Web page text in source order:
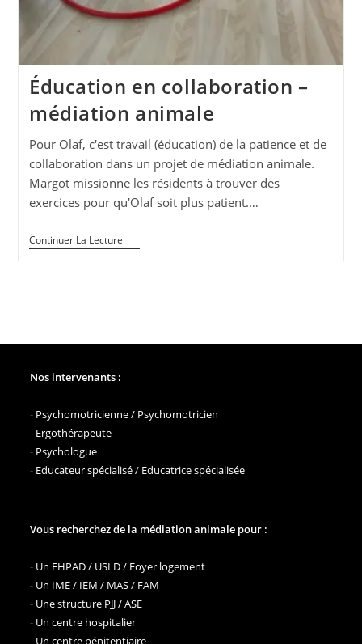
Éducation en collaboration –
médiation animale
Pour Olaf, c'est travail (éducation) de la patience et de
collaboration dans un projet de médiation animale.
Margot missionne les résidents à trouver des
exercices pour qu'Olaf soit plus patient.…
Continuer La LectureÉducation
En
Nos intervenants :
- Psychomotricienne / Psychomotricien
- Ergothérapeute
- Psychologue
- Educateur spécialisé / Educatrice spécialisée
Vous recherchez de la médiation animale pour :
- Un EHPAD / USLD / Foyer logement
- Un IME / IEM / MAS / FAM
- Une structure PJJ / ASE
- Un centre hospitalier
- Un centre pénitentiaire